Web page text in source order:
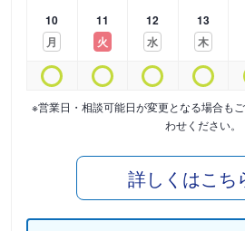
10
月
11
火
12
水
13
木
※営業日・相談可能日が変更となる場合も
わせください。
詳しくはこち